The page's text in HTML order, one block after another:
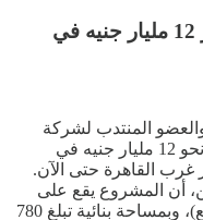
المطورون العرب القابضة تستثمر 12 مليار جنيه في
المنتدب لشركة
المطورون العرب القابضة، عن إستثمار نحو 12 مليار جنيه في
القاهرة حتى الآن.
أن المشروع يقع على
مساحة 330 فدان (1.380 مليون متر مربع)، وبمساحة بنائية تبلغ 780